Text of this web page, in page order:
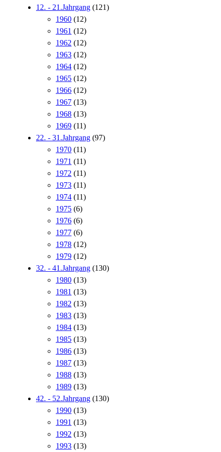
12. - 21.Jahrgang (121)
1960 (12)
1961 (12)
1962 (12)
1963 (12)
1964 (12)
1965 (12)
1966 (12)
1967 (13)
1968 (13)
1969 (11)
22. - 31.Jahrgang (97)
1970 (11)
1971 (11)
1972 (11)
1973 (11)
1974 (11)
1975 (6)
1976 (6)
1977 (6)
1978 (12)
1979 (12)
32. - 41.Jahrgang (130)
1980 (13)
1981 (13)
1982 (13)
1983 (13)
1984 (13)
1985 (13)
1986 (13)
1987 (13)
1988 (13)
1989 (13)
42. - 52.Jahrgang (130)
1990 (13)
1991 (13)
1992 (13)
1993 (13)